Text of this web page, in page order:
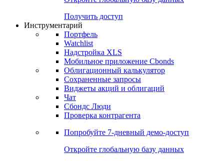
Получить доступ
Инструментарий
Портфель
Watchlist
Надстройка XLS
Мобильное приложение Cbonds
Облигационный калькулятор
Сохраненные запросы
Виджеты акций и облигаций
Чат
Сбондс Люди
Проверка контрагента
Попробуйте 7-дневный демо-доступ
Откройте глобальную базу данных